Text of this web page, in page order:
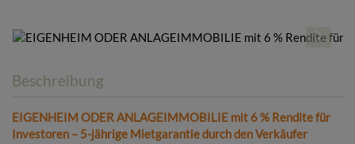
Beschreibung
EIGENHEIM ODER ANLAGEIMMOBILIE mit 6 % Rendite für
Investoren – 5-jährige Mietgarantie durch den Verkäufer